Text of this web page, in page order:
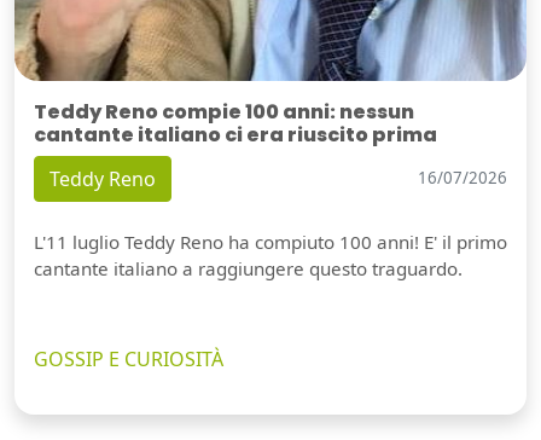
Teddy Reno compie 100 anni: nessun
cantante italiano ci era riuscito prima
Teddy Reno 16/07/2026
L'11 luglio Teddy Reno ha compiuto 100 anni! E' il primo
cantante italiano a raggiungere questo traguardo.
GOSSIP E CURIOSITÀ